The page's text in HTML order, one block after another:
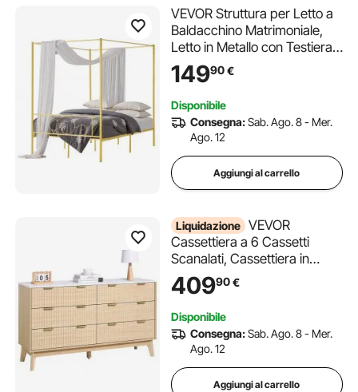
VEVOR Struttura per Letto a
Baldacchino Matrimoniale,
Letto in Metallo con Testiera
Minimalista, Robusto
Supporto a Doghe in Acciaio
Rotondo, Non Necessita di
Materasso a Molle, Oro
14990€
Disponibile
Consegna:Sab. Ago. 8 - Mer.
Ago. 12
Aggiungi al carrello
Liquidazione VEVOR
Cassettiera a 6 Cassetti
Scanalati, Cassettiera in
Legno con Meccanismo
Scorrevole e
Antiribaltamento, Moderna e
Minimalista, Armadio
Scanalato per Soggiorno,
Camera da Letto, Legno
Chiaro
40990€
Disponibile
Consegna:Sab. Ago. 8 - Mer.
Ago. 12
Aggiungi al carrello